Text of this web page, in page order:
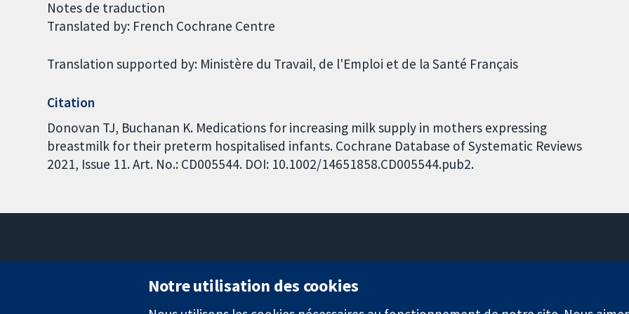
Notes de traduction
Translated by: French Cochrane Centre
Translation supported by: Ministère du Travail, de l'Emploi et de la Santé Français
Citation
Donovan TJ, Buchanan K. Medications for increasing milk supply in mothers expressing
breastmilk for their preterm hospitalised infants. Cochrane Database of Systematic Reviews
2021, Issue 11. Art. No.: CD005544. DOI: 10.1002/14651858.CD005544.pub2.
Londres
W1G0AN
Notre utilisation des cookies